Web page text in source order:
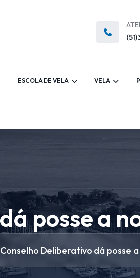
ESCOLA DE VELA VELA
posse a
Conselho Deliberativo dá posse